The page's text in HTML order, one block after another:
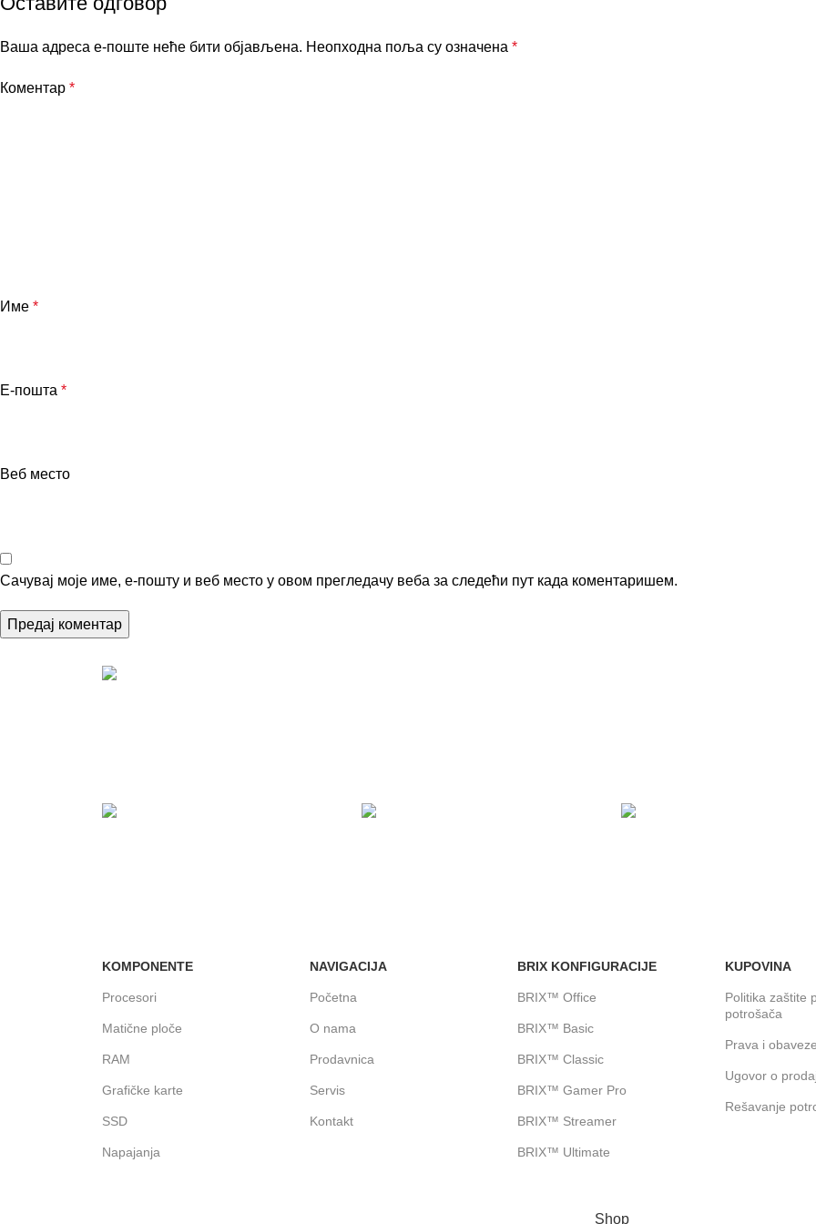
Ваша адреса е-поште неће бити објављена. Неопходна поља су означена *
Коментар *
Име *
Е-пошта *
Веб место
Сачувај моје име, е-пошту и веб место у овом прегледачу веба за следећи пут када коментаришем.
KOMPONENTE
Procesori
Matične ploče
RAM
Grafičke karte
SSD
Napajanja
NAVIGACIJA
Početna
O nama
Prodavnica
Servis
Kontakt
BRIX KONFIGURACIJE
BRIX™ Office
BRIX™ Basic
BRIX™ Classic
BRIX™ Gamer Pro
BRIX™ Streamer
BRIX™ Ultimate
KUPOVINA
Politika zaštite
potrošača
Prava i
Ugovor o
Rešavanje
Shop